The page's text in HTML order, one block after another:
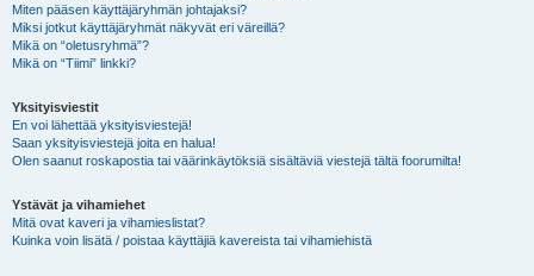
Miten pääsen käyttäjäryhmän johtajaksi?
Miksi jotkut käyttäjäryhmät näkyvät eri väreillä?
Mikä on “oletusryhmä”?
Mikä on “Tiimi” linkki?
Yksityisviestit
En voi lähettää yksityisviestejä!
Saan yksityisviestejä joita en halua!
Olen saanut roskapostia tai väärinkäytöksiä sisältäviä viestejä tältä foorumilta!
Ystävät ja vihamiehet
Mitä ovat kaveri ja vihamieslistat?
Kuinka voin lisätä / poistaa käyttäjiä kavereista tai vihamiehistä